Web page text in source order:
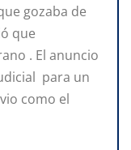
gozaba de
que
. El anuncio
para un
como el